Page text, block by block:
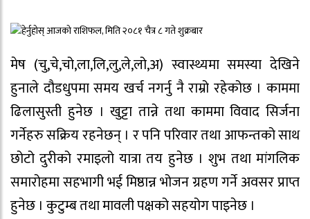
मेष (चु,चे,चो,ला,लि,लु,ले,लो,अ) स्वास्थ्यमा समस्या देखिने
हुनाले दौडधुपमा समय खर्च नगर्नु नै राम्रो रहेकोछ । काममा
ढिलासुस्ती हुनेछ । खुट्टा तान्ने तथा काममा विवाद सिर्जना
गर्नेहरु सक्रिय रहनेछन् । र पनि परिवार तथा आफन्तको साथ
छोटो दुरीको रमाइलो यात्रा तय हुनेछ । शुभ तथा मांगलिक
समारोहमा सहभागी भई मिष्ठान्न भोजन ग्रहण गर्ने अवसर प्राप्त
हुनेछ । कुटुम्ब तथा मावली पक्षको सहयोग पाइनेछ ।